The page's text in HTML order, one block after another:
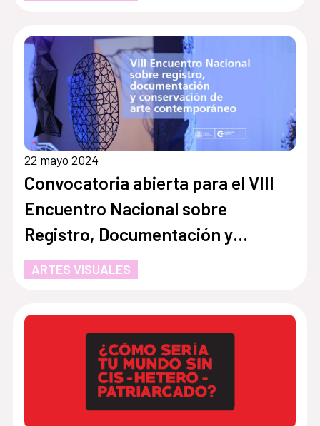
22 mayo 2024
Convocatoria abierta para el VIII
Encuentro Nacional sobre
Registro, Documentación y
Conservación de Arte
Contemporáneo
ARTES VISUALES